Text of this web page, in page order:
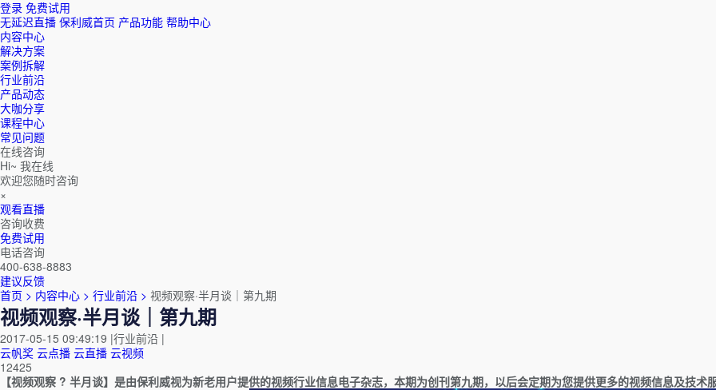
登录 免费试用
无延迟直播 保利威首页 产品功能 帮助中心
内容中心
解决方案
案例拆解
行业前沿
产品动态
大咖分享
课程中心
常见问题
在线咨询
Hi~ 我在线
欢迎您随时咨询
×
观看直播
咨询收费
免费试用
电话咨询
400-638-8883
建议反馈
首页 > 内容中心 > 行业前沿 > 视频观察·半月谈｜第九期
视频观察·半月谈｜第九期
2017-05-15 09:49:19 |行业前沿 |
云帆奖 云点播 云直播 云视频
12425
【视频观察 ? 半月谈】是由保利威视为新老用户提供的视频行业信息电子杂志，本期为创刊第九期，以后会定期为您提供更多的视频信息及技术